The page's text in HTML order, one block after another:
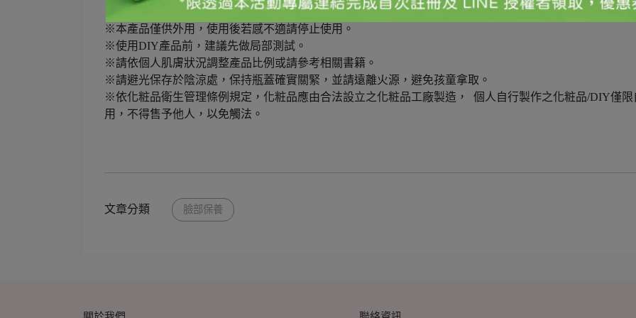
※配方中若有添加精油，兒童與敏感肌膚請減量使用，孕婦請小心使用並先諮詢相關人員。
※本產品僅供外用，使用後若感不適請停止使用。
※使用DIY產品前，建議先做局部測試。
※請依個人肌膚狀況調整產品比例或請參考相關書籍。
※請避光保存於陰涼處，保持瓶蓋確實關緊，並請遠離火源，避免孩童拿取。
※依化粧品衛生管理條例規定，化粧品應由合法設立之化粧品工廠製造， 個人自行製作之化粧品/DIY僅限
用，不得售予他人，以免觸法。
文章分類 臉部保養